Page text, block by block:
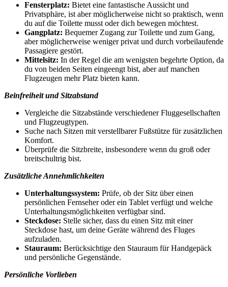
Fensterplatz: Bietet eine fantastische Aussicht und
Privatsphäre, ist aber möglicherweise nicht so praktisch, wenn
du auf die Toilette musst oder dich bewegen möchtest.
Gangplatz: Bequemer Zugang zur Toilette und zum Gang,
aber möglicherweise weniger privat und durch vorbeilaufende
Passagiere gestört.
Mittelsitz: In der Regel die am wenigsten begehrte Option, da
du von beiden Seiten eingeengt bist, aber auf manchen
Flugzeugen mehr Platz bieten kann.
Beinfreiheit und Sitzabstand
Vergleiche die Sitzabstände verschiedener Fluggesellschaften
und Flugzeugtypen.
Suche nach Sitzen mit verstellbarer Fußstütze für zusätzlichen
Komfort.
Überprüfe die Sitzbreite, insbesondere wenn du groß oder
breitschultrig bist.
Zusätzliche Annehmlichkeiten
Unterhaltungssystem: Prüfe, ob der Sitz über einen
persönlichen Fernseher oder ein Tablet verfügt und welche
Unterhaltungsmöglichkeiten verfügbar sind.
Steckdose: Stelle sicher, dass du einen Sitz mit einer
Steckdose hast, um deine Geräte während des Fluges
aufzuladen.
Stauraum: Berücksichtige den Stauraum für Handgepäck
und persönliche Gegenstände.
Persönliche Vorlieben